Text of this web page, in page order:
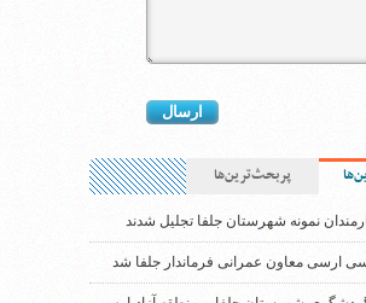
پربحث‌ترین‌ها
نمونه شهرستان جلفا تجلیل شدند
ارسی معاون عمرانی فرماندار جلفا شد